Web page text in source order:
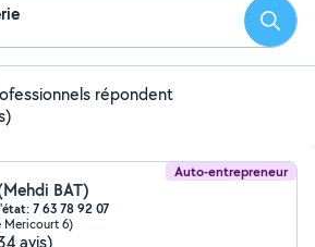
répondent
Auto-entrepreneur
BAT)
7 63 78 92 07
Mericourt 6)
avis)